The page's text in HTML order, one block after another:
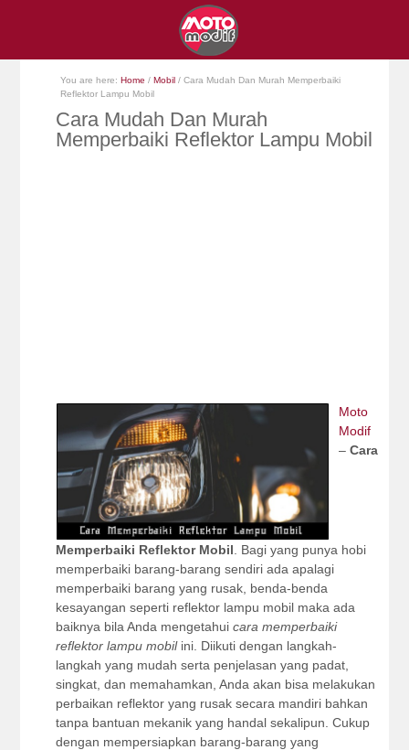
You are here: Home / Mobil /Cara Mudah Dan Murah Memperbaiki
Reflektor Lampu Mobil
Cara Mudah Dan Murah
Memperbaiki Reflektor Lampu Mobil
Moto
Modif
– Cara
Memperbaiki Reflektor Mobil . Bagi yang punya hobi
memperbaiki barang-barang sendiri ada apalagi
memperbaiki barang yang rusak, benda-benda
kesayangan seperti reflektor lampu mobil maka ada
baiknya bila Anda mengetahui cara memperbaiki
reflektor lampu mobilini. Diikuti dengan langkah-
langkah yang mudah serta penjelasan yang padat,
singkat, dan memahamkan, Anda akan bisa melakukan
perbaikan reflektor yang rusak secara mandiri bahkan
tanpa bantuan mekanik yang handal sekalipun. Cukup
dengan mempersiapkan barang-barang yang